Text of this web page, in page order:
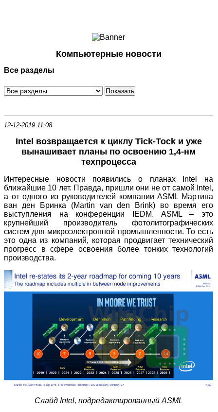
Смартфоны
Периферия
Программное обеспечение
Компьютерные новости
Все разделы
12-12-2019 11:08
Intel возвращается к циклу Tick-Tock и уже
вынашивает планы по освоению 1,4-нм
техпроцесса
Интересные новости появились о планах Intel на
ближайшие 10 лет. Правда, пришли они не от самой Intel,
а от одного из руководителей компании ASML Мартина
ван ден Бринка (Martin van den Brink) во время его
выступления на конференции IEDM. ASML – это
крупнейший производитель фотолитографических
систем для микроэлектронной промышленности. То есть
это одна из компаний, которая продвигает технический
прогресс в сфере освоения более тонких технологий
производства.
Слайд Intel, подредактированный ASML